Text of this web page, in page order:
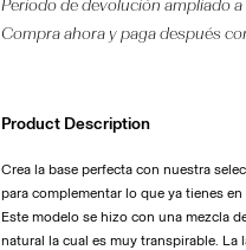
Periodo de devolución ampliado a
Compra ahora y paga después
Product Description
Crea la base perfecta con nuestra
para complementar lo que ya tienes en
Este modelo se hizo con una mezcla
natural la cual es muy transpirable. La